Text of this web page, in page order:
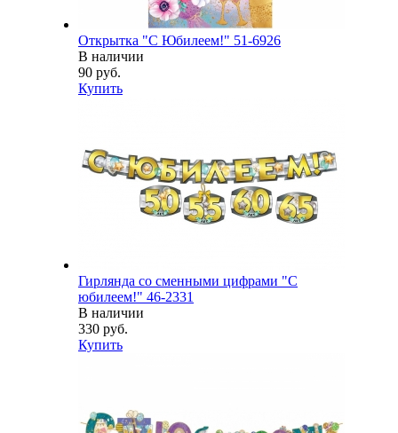
Открытка "С Юбилеем!" 51-6926
В наличии
90 руб.
Купить
Гирлянда со сменными цифрами "С
юбилеем!" 46-2331
В наличии
330 руб.
Купить